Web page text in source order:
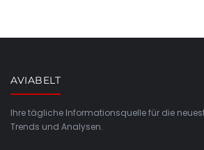
AVIABELT
Ihre tägliche Informationsquelle für die
Trends und Analysen.